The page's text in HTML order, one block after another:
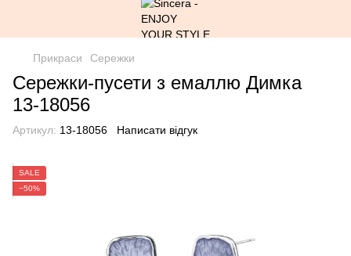
Прикраси Сережки
Сережки-пусети з емаллю Димка
13-18056
Артикул: 13-18056 Написати відгук
SALE
−50%